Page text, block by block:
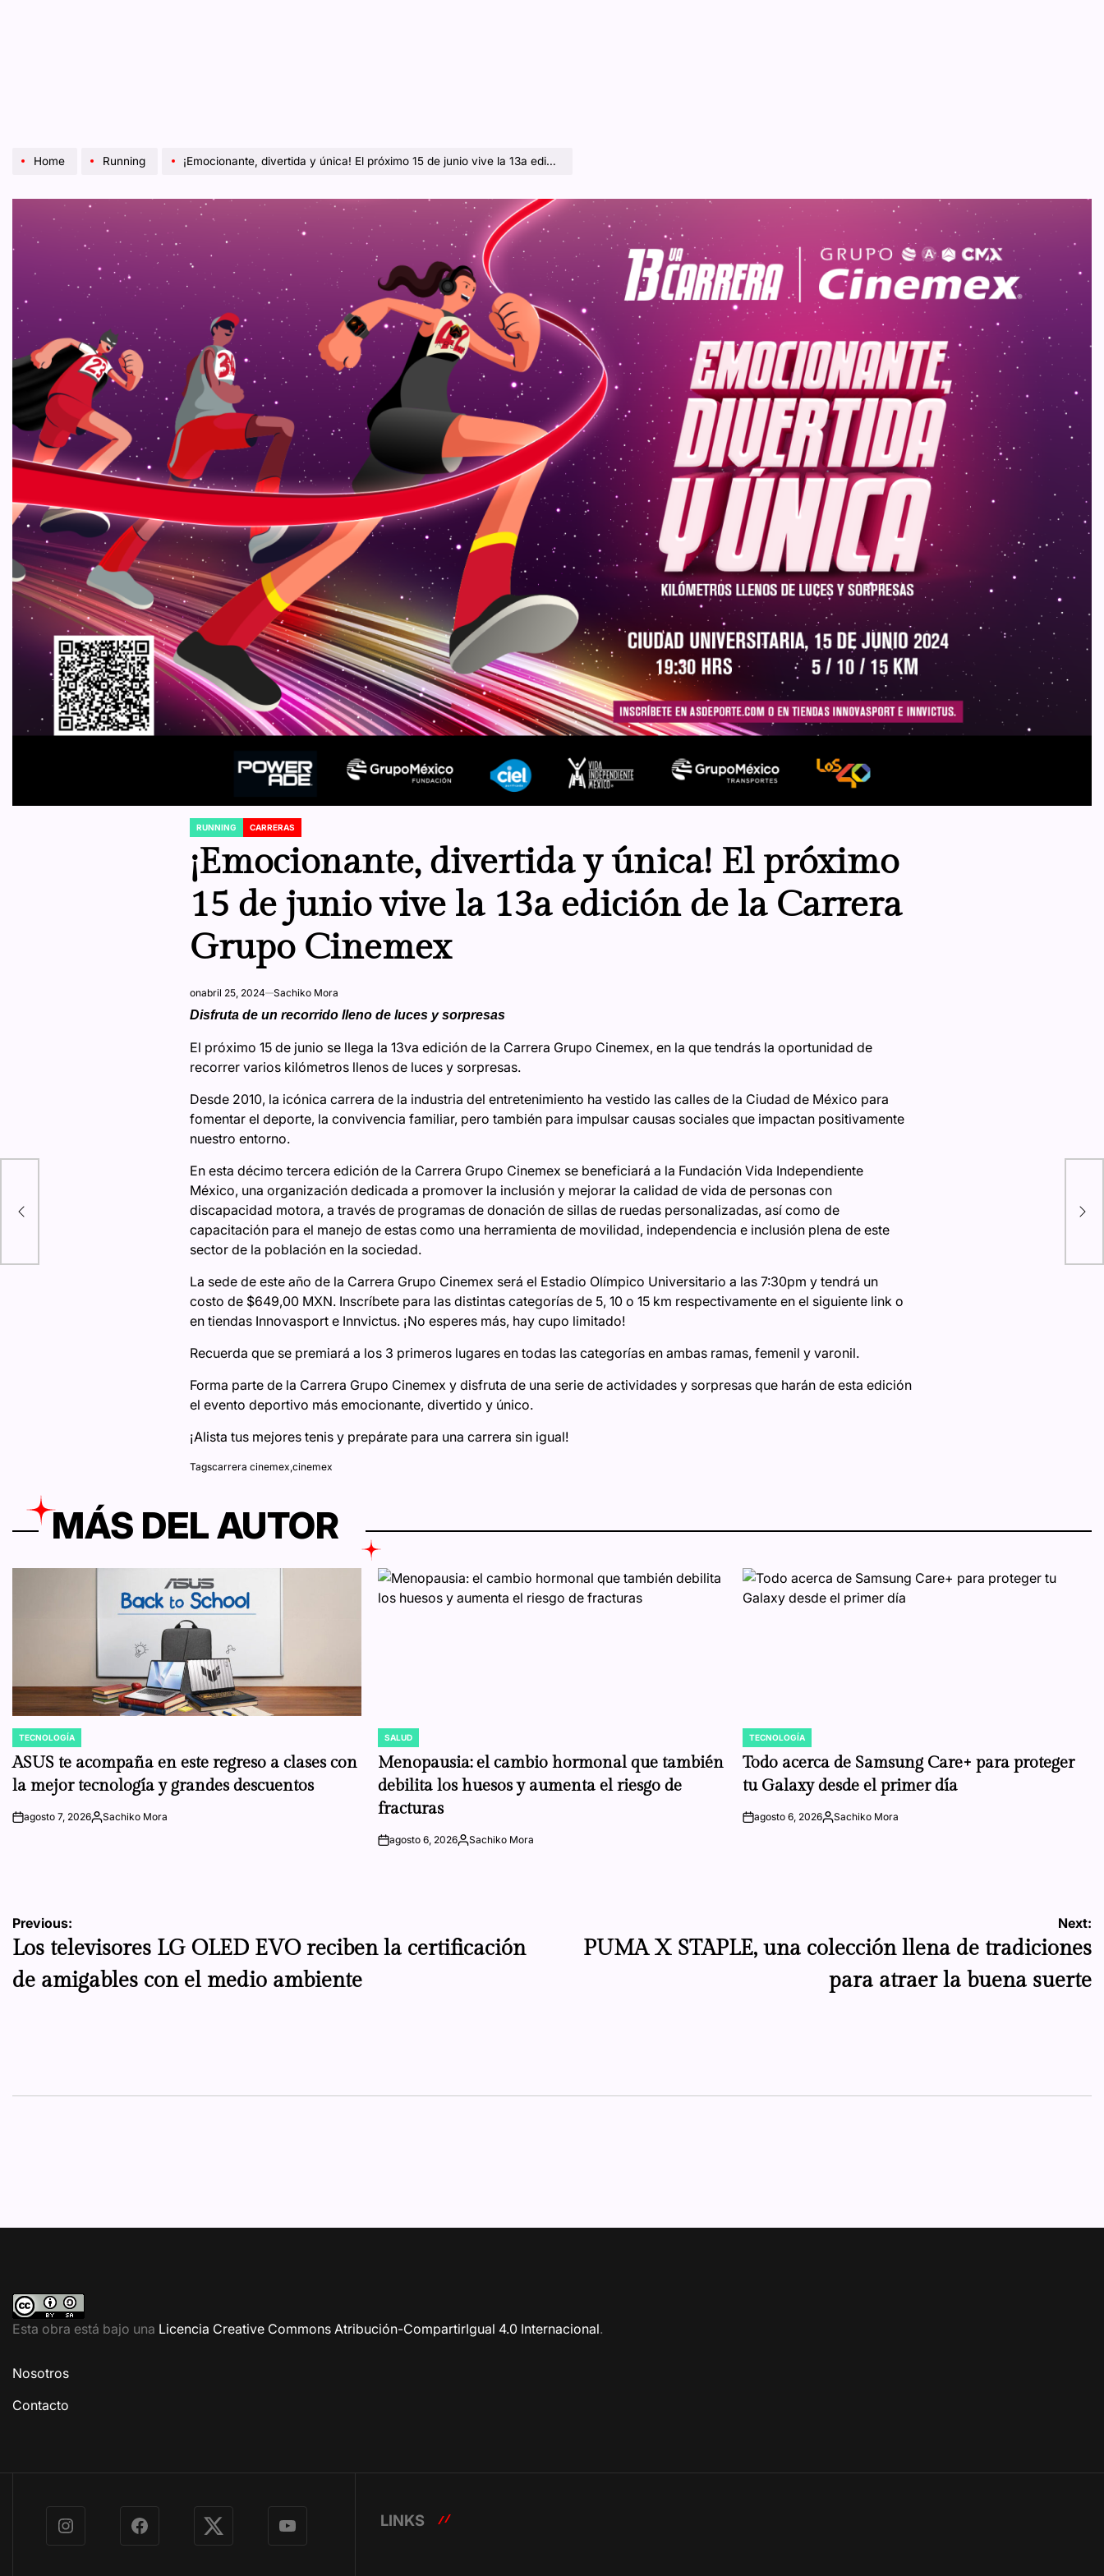
Home Running ¡Emocionante, divertida y única! El próximo 15 de junio vive la 13a edición de la Carrera Grupo Cinemex
POSTED
RUNNING CARRERAS
¡Emocionante, divertida y única! El próximo
15 de junio vive la 13a edición de la Carrera
Grupo Cinemex
onabril 25, 2024 Sachiko Mora
Disfruta de un recorrido lleno de luces y sorpresas
El próximo 15 de junio se llega la 13va edición de la Carrera Grupo Cinemex, en la que tendrás la oportunidad de
recorrer varios kilómetros llenos de luces y sorpresas.
Desde 2010, la icónica carrera de la industria del entretenimiento ha vestido las calles de la Ciudad de México para
fomentar el deporte, la convivencia familiar, pero también para impulsar causas sociales que impactan positivamente
nuestro entorno.
En esta décimo tercera edición de la Carrera Grupo Cinemex se beneficiará a la Fundación Vida Independiente
México, una organización dedicada a promover la inclusión y mejorar la calidad de vida de personas con
discapacidad motora, a través de programas de donación de sillas de ruedas personalizadas, así como de
capacitación para el manejo de estas como una herramienta de movilidad, independencia e inclusión plena de este
sector de la población en la sociedad.
La sede de este año de la Carrera Grupo Cinemex será el Estadio Olímpico Universitario a las 7:30pm y tendrá un
costo de $649,00 MXN. Inscríbete para las distintas categorías de 5, 10 o 15 km respectivamente en el siguiente link o
en tiendas Innovasport e Innvictus. ¡No esperes más, hay cupo limitado!
Recuerda que se premiará a los 3 primeros lugares en todas las categorías en ambas ramas, femenil y varonil.
Forma parte de la Carrera Grupo Cinemex y disfruta de una serie de actividades y sorpresas que harán de esta edición
el evento deportivo más emocionante, divertido y único.
¡Alista tus mejores tenis y prepárate para una carrera sin igual!
Tagscarrera cinemex cinemex
MÁS DEL AUTOR
POSTED
IN
TECNOLOGÍA
ASUS te acompaña en este regreso a clases con
la mejor tecnología y grandes descuentos
onagosto 7, 2026Posted
Sachiko Mora
POSTED
IN
SALUD
Menopausia: el cambio hormonal que también
debilita los huesos y aumenta el riesgo de
fracturas
onagosto 6, 2026Posted
Sachiko Mora
POSTED
IN
TECNOLOGÍA
Todo acerca de Samsung Care+ para proteger
tu Galaxy desde el primer día
onagosto 6, 2026Posted
Sachiko Mora
Navegación
de
entradas
Previous:
Los televisores LG OLED EVO reciben la certificación
de amigables con el medio ambiente
Next:
PUMA X STAPLE, una colección llena de tradiciones
para atraer la buena suerte
Esta obra está bajo una Licencia Creative Commons Atribución-CompartirIgual 4.0 Internacional.
Nosotros
Contacto
Instagram Facebook X YouTube
LINKS